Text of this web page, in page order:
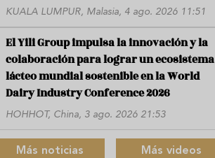
KUALA LUMPUR, Malasia, 4 ago. 2026 11:51
El Yili Group impulsa la innovación y la
colaboración para lograr un ecosistema
lácteo mundial sostenible en la World
Dairy Industry Conference 2026
HOHHOT, China, 3 ago. 2026 21:53
Más noticias Más videos